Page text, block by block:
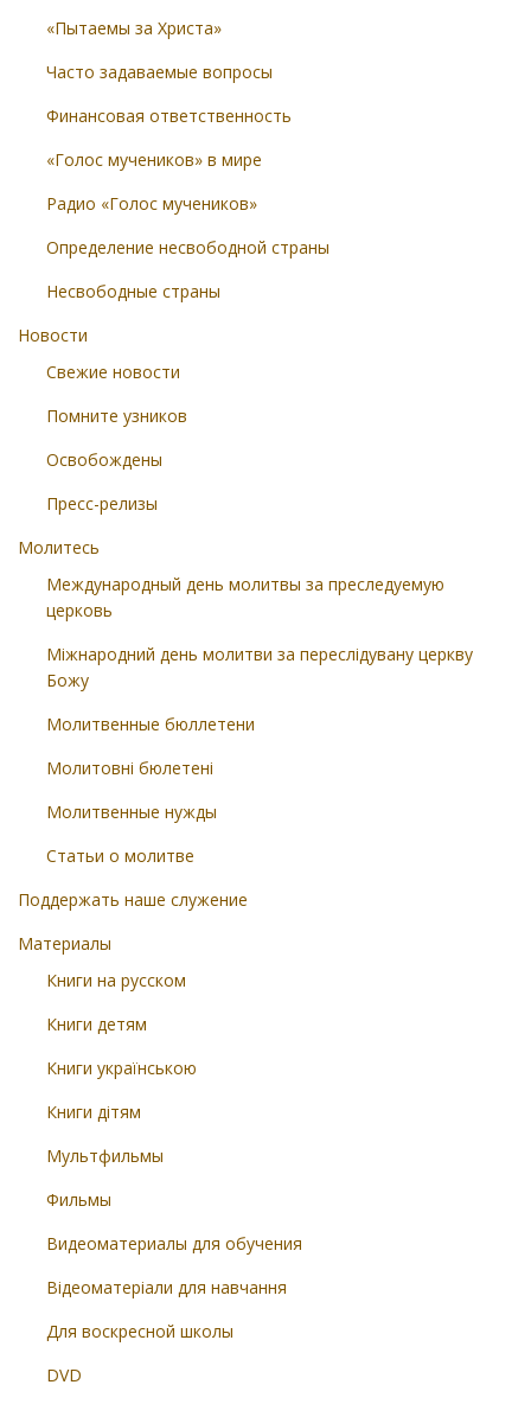
«Пытаемы за Христа»
Часто задаваемые вопросы
Финансовая ответственность
«Голос мучеников» в мире
Радио «Голос мучеников»
Определение несвободной страны
Несвободные страны
Новости
Свежие новости
Помните узников
Освобождены
Пресс-релизы
Молитесь
Международный день молитвы за преследуемую
церковь
Міжнародний день молитви за переслідувану церкву
Божу
Молитвенные бюллетени
Молитовні бюлетені
Молитвенные нужды
Статьи о молитве
Поддержать наше служение
Материалы
Книги на русском
Книги детям
Книги українською
Книги дітям
Мультфильмы
Фильмы
Видеоматериалы для обучения
Відеоматеріали для навчання
Для воскресной школы
DVD